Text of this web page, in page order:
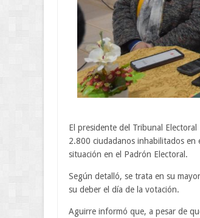
El presidente del Tribunal
2.800 ciudadanos inhabilitados en
situación en el Padrón Electoral.
Según detalló, se trata en su
su deber el día de la votación.
Aguirre informó que, a pesar de